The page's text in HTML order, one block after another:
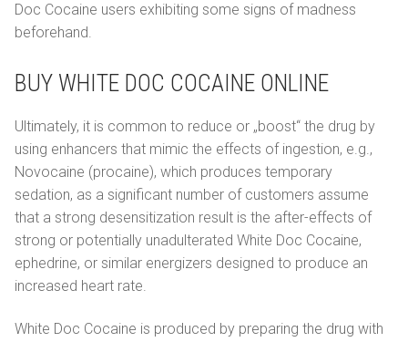
Doc Cocaine users exhibiting some signs of madness
beforehand.
BUY WHITE DOC COCAINE ONLINE
Ultimately, it is common to reduce or „boost“ the drug by
using enhancers that mimic the effects of ingestion, e.g.,
Novocaine (procaine), which produces temporary
sedation, as a significant number of customers assume
that a strong desensitization result is the after-effects of
strong or potentially unadulterated White Doc Cocaine,
ephedrine, or similar energizers designed to produce an
increased heart rate.
White Doc Cocaine is produced by preparing the drug with